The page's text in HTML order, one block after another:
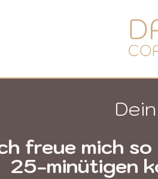
freue mich so
25-minütigen